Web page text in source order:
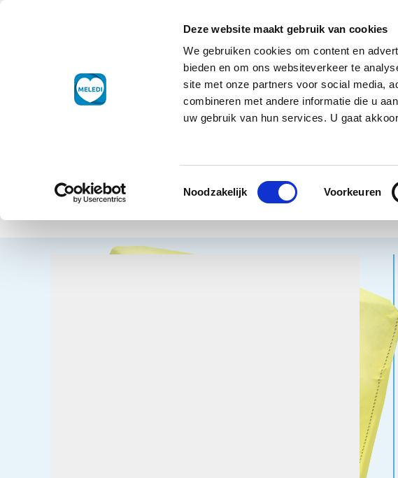
Deze website maakt gebruik van cookies
We gebruiken cookies om content en
bieden en om ons websiteverkeer te
site met onze partners voor social media,
combineren met andere informatie die u
uw gebruik van hun services. U gaat
Toestemmingsselectie
Noodzakelijk Voorkeuren
Skip to Content
Tiefkühlprodukte
Zurück zur Übersicht
Home Weizenmehl
Mehl/